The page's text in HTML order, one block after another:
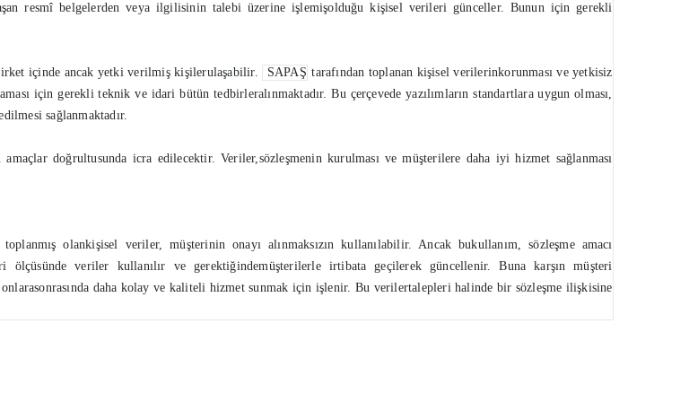
resmî belgelerden veya ilgilisinin talebi üzerine işlemişolduğu kişisel verileri günceller. Bunun için gerekli
içinde ancak yetki verilmiş kişilerulaşabilir. SAPAŞ tarafından toplanan kişisel verilerinkorunması ve yetkisiz
için gerekli teknik ve idari bütün tedbirleralınmaktadır. Bu çerçevede yazılımların standartlara uygun olması,
sağlanmaktadır.
doğrultusunda icra edilecektir. Veriler,sözleşmenin kurulması ve müşterilere daha iyi hizmet sağlanması
olankişisel veriler, müşterinin onayı alınmaksızın kullanılabilir. Ancak bukullanım, sözleşme amacı
veriler kullanılır ve gerektiğindemüşterilerle irtibata geçilerek güncellenir. Buna karşın müşteri
daha kolay ve kaliteli hizmet sunmak için işlenir. Bu verilertalepleri halinde bir sözleşme ilişkisine